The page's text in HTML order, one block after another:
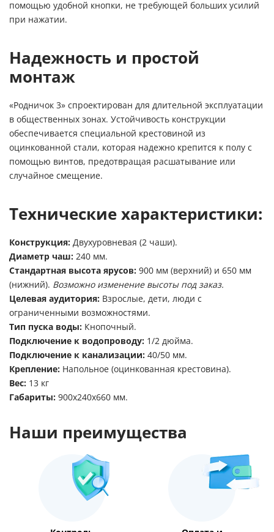
помощью удобной кнопки, не требующей больших усилий
при нажатии.
Надежность и простой
монтаж
«Родничок 3» спроектирован для длительной эксплуатации
в общественных зонах. Устойчивость конструкции
обеспечивается специальной крестовиной из
оцинкованной стали, которая надежно крепится к полу с
помощью винтов, предотвращая расшатывание или
случайное смещение.
Технические характеристики:
Конструкция: Двухуровневая (2 чаши).
Диаметр чаш: 240 мм.
Стандартная высота ярусов: 900 мм (верхний) и 650 мм
(нижний). Возможно изменение высоты под заказ.
Целевая аудитория: Взрослые, дети, люди с
ограниченными возможностями.
Тип пуска воды: Кнопочный.
Подключение к водопроводу: 1/2 дюйма.
Подключение к канализации: 40/50 мм.
Крепление: Напольное (оцинкованная крестовина).
Вес: 13 кг
Габариты: 900х240х660 мм.
Наши преимущества